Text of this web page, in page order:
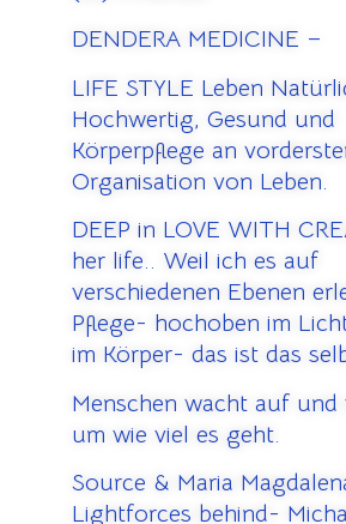
DENDERA MEDICINE –
LIFE STYLE Leben
Hochwertig, Gesund und
Körperpflege an
Organisation von Leben.
DEEP in LOVE WITH
her life.. Weil ich es auf
verschiedenen Ebenen
Pflege- hochoben im
im Körper- das ist das
Menschen wacht auf und
um wie viel es geht.
Source & Maria
Lightforces behind-